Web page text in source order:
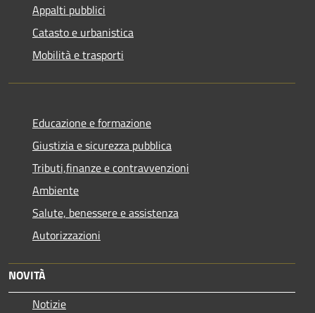
Appalti pubblici
Catasto e urbanistica
Mobilità e trasporti
Educazione e formazione
Giustizia e sicurezza pubblica
Tributi,finanze e contravvenzioni
Ambiente
Salute, benessere e assistenza
Autorizzazioni
NOVITÀ
Notizie